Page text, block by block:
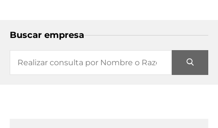
Buscar empresa